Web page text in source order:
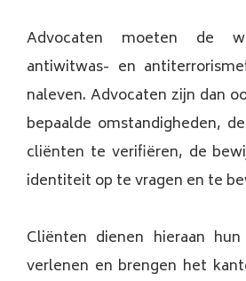
Advocaten moeten de
antiwitwas- en
naleven. Advocaten zijn dan
bepaalde omstandigheden,
cliënten te verifiëren, de
identiteit op te vragen en te
Cliënten dienen hieraan
verlenen en brengen het